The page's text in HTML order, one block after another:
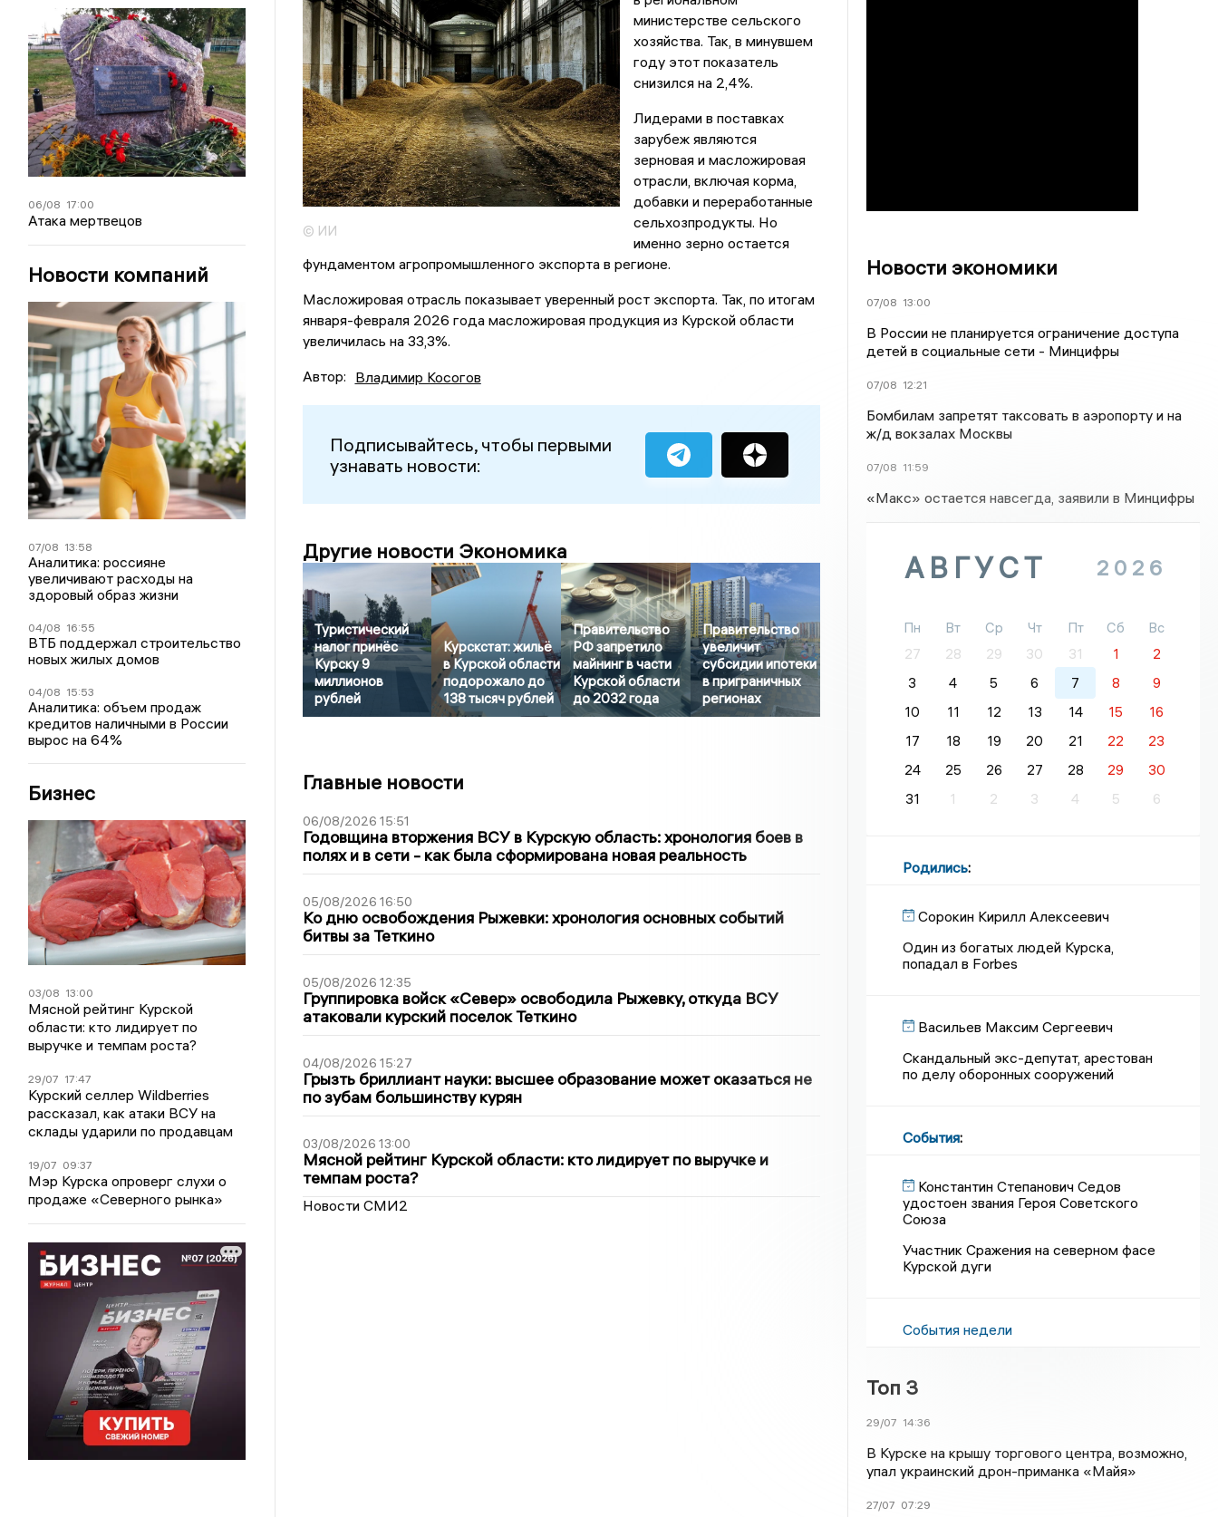
06/08 17:00
Атака мертвецов
Новости компаний
07/08 13:58
Аналитика: россияне
увеличивают расходы на
здоровый образ жизни
04/08 16:55
ВТБ поддержал строительство
новых жилых домов
04/08 15:53
Аналитика: объем продаж
кредитов наличными в России
вырос на 64%
Бизнес
03/08 13:00
Мясной рейтинг Курской
области: кто лидирует по
выручке и темпам роста?
29/07 17:47
Курский селлер Wildberries
рассказал, как атаки ВСУ на
склады ударили по продавцам
19/07 09:37
Мэр Курска опроверг слухи о
продаже «Северного рынка»
© ИИ
министерстве сельского
хозяйства. Так, в минувшем
году этот показатель
снизился на 2,4%.
Лидерами в поставках
зарубеж являются
зерновая и масложировая
отрасли, включая корма,
добавки и переработанные
сельхозпродукты. Но
именно зерно остается
фундаментом агропромышленного экспорта в регионе.
Масложировая отрасль показывает уверенный рост экспорта. Так, по итогам
января-февраля 2026 года масложировая продукция из Курской области
увеличилась на 33,3%.
Автор: Владимир Косогов
Подписывайтесь, чтобы первыми
узнавать новости:
Другие новости Экономика
Туристический
налог принёс
Курску 9
миллионов
рублей
Курскстат: жильё
в Курской области
подорожало до
138 тысяч рублей
Правительство
РФ запретило
майнинг в части
Курской области
до 2032 года
Правительство
увеличит
субсидии ипотеки
в приграничных
регионах
Главные новости
06/08/2026 15:51
Годовщина вторжения ВСУ в Курскую область: хронология боев в
полях и в сети - как была сформирована новая реальность
05/08/2026 16:50
Ко дню освобождения Рыжевки: хронология основных событий
битвы за Теткино
05/08/2026 12:35
Группировка войск «Север» освободила Рыжевку, откуда ВСУ
атаковали курский поселок Теткино
04/08/2026 15:27
Грызть бриллиант науки: высшее образование может оказаться не
по зубам большинству курян
03/08/2026 13:00
Мясной рейтинг Курской области: кто лидирует по выручке и
темпам роста?
Новости СМИ2
Новости экономики
07/08 13:00
В России не планируется ограничение доступа
детей в социальные сети - Минцифры
07/08 12:21
Бомбилам запретят таксовать в аэропорту и на
ж/д вокзалах Москвы
07/08 11:59
«Макс» остается навсегда, заявили в Минцифры
АВГУСТ 2026
Пн Вт Ср Чт Пт Сб
Вс
27
28 29 30 31 1
2
3
4 5 6 7 8
9
10
11 12 13 14 15
16
17
18 19 20 21 22
23
24
25 26 27 28 29
30
31
1 2 3 4 5 6
Родились:
Сорокин Кирилл Алексеевич
Один из богатых людей Курска,
попадал в Forbes
Васильев Максим Сергеевич
Скандальный экс-депутат, арестован
по делу оборонных сооружений
События:
Константин Степанович Седов
удостоен звания Героя Советского
Союза
Участник Сражения на северном фасе
Курской дуги
События недели
Топ 3
29/07 14:36
В Курске на крышу торгового центра, возможно,
упал украинский дрон-приманка «Майя»
27/07 07:29